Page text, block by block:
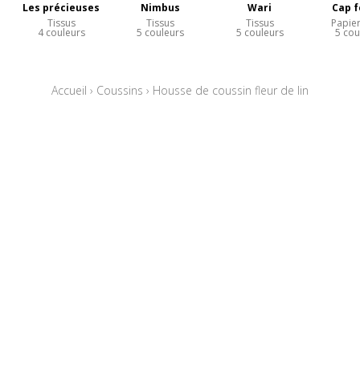
Les précieuses
Tissus
4 couleurs
Nimbus
Tissus
5 couleurs
Wari
Tissus
5 couleurs
Cap
5
Accueil › Coussins › Housse de coussin fleur de lin